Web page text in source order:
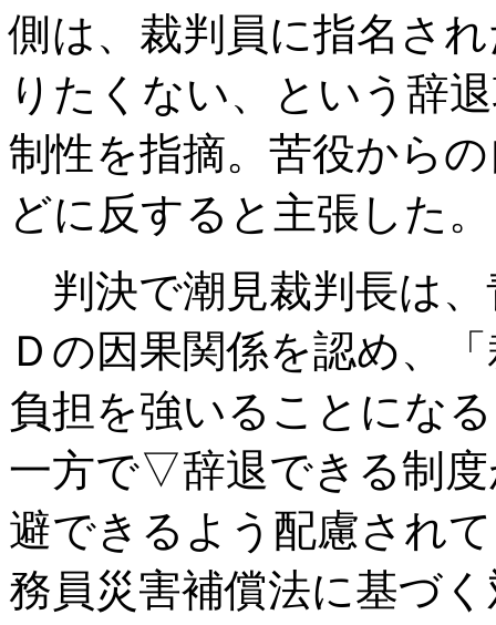
側は、裁判員に指名さ
りたくない、という辞
制性を指摘。苦役から
どに反すると主張した。
判決で潮見裁判長は、
Ｄの因果関係を認め、
負担を強いることにな
一方で▽辞退できる制
避できるよう配慮され
務員災害補償法に基づ